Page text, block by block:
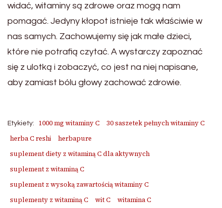
widać, witaminy są zdrowe oraz mogą nam
pomagać. Jedyny kłopot istnieje tak właściwie w
nas samych. Zachowujemy się jak małe dzieci,
które nie potrafią czytać. A wystarczy zapoznać
się z ulotką i zobaczyć, co jest na niej napisane,
aby zamiast bólu głowy zachować zdrowie.
Etykiety: 1000 mg witaminy C
30 saszetek pełnych witaminy C
herba C reshi
herbapure
suplement diety z witaminą C dla aktywnych
suplement z witaminą C
suplement z wysoką zawartością witaminy C
suplementy z witaminą C
wit C
witamina C